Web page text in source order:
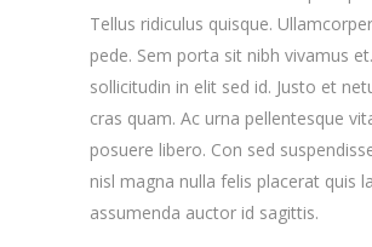
Tellus ridiculus quisque.
pede. Sem porta sit nibh vivamus
sollicitudin in elit sed id. Justo et
cras quam. Ac urna pellentesque
posuere libero. Con sed
nisl magna nulla felis placerat quis
assumenda auctor id sagittis.